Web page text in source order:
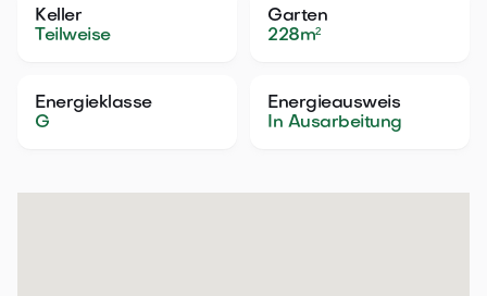
Keller
Teilweise
Garten
228m²
Energieklasse
G
Energieausweis
In Ausarbeitung